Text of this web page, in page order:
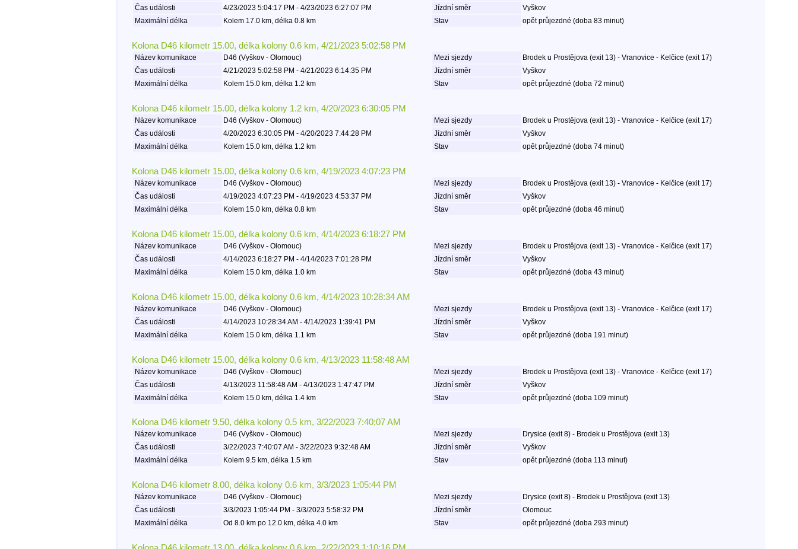
Čas události
4/23/2023 5:04:17 PM - 4/23/2023 6:27:07 PM Jízdní směr
Vyškov
Maximální délka
Kolem 17.0 km, délka 0.8 km Stav opět průjezdné (doba 83 minut)
Kolona D46 kilometr 15.00, délka kolony 0.6 km, 4/21/2023 5:02:58 PM
Název komunikace D46 (Vyškov - Olomouc) Mezi sjezdy
Brodek u Prostějova (exit 13) - Vranovice - Kelčice (exit 17)
Čas události
4/21/2023 5:02:58 PM - 4/21/2023 6:14:35 PM Jízdní směr
Vyškov
Maximální délka
Kolem 15.0 km, délka 1.2 km Stav opět průjezdné (doba 72 minut)
Kolona D46 kilometr 15.00, délka kolony 1.2 km, 4/20/2023 6:30:05 PM
Název komunikace D46 (Vyškov - Olomouc) Mezi sjezdy
Brodek u Prostějova (exit 13) - Vranovice - Kelčice (exit 17)
Čas události
4/20/2023 6:30:05 PM - 4/20/2023 7:44:28 PM Jízdní směr
Vyškov
Maximální délka
Kolem 15.0 km, délka 1.2 km Stav opět průjezdné (doba 74 minut)
Kolona D46 kilometr 15.00, délka kolony 0.6 km, 4/19/2023 4:07:23 PM
Název komunikace D46 (Vyškov - Olomouc) Mezi sjezdy
Brodek u Prostějova (exit 13) - Vranovice - Kelčice (exit 17)
Čas události
4/19/2023 4:07:23 PM - 4/19/2023 4:53:37 PM Jízdní směr
Vyškov
Maximální délka
Kolem 15.0 km, délka 0.8 km Stav opět průjezdné (doba 46 minut)
Kolona D46 kilometr 15.00, délka kolony 0.6 km, 4/14/2023 6:18:27 PM
Název komunikace D46 (Vyškov - Olomouc) Mezi sjezdy
Brodek u Prostějova (exit 13) - Vranovice - Kelčice (exit 17)
Čas události
4/14/2023 6:18:27 PM - 4/14/2023 7:01:28 PM Jízdní směr
Vyškov
Maximální délka
Kolem 15.0 km, délka 1.0 km Stav opět průjezdné (doba 43 minut)
Kolona D46 kilometr 15.00, délka kolony 0.6 km, 4/14/2023 10:28:34 AM
Název komunikace D46 (Vyškov - Olomouc) Mezi sjezdy
Brodek u Prostějova (exit 13) - Vranovice - Kelčice (exit 17)
Čas události
4/14/2023 10:28:34 AM - 4/14/2023 1:39:41 PM Jízdní směr
Vyškov
Maximální délka
Kolem 15.0 km, délka 1.1 km Stav opět průjezdné (doba 191 minut)
Kolona D46 kilometr 15.00, délka kolony 0.6 km, 4/13/2023 11:58:48 AM
Název komunikace D46 (Vyškov - Olomouc) Mezi sjezdy
Brodek u Prostějova (exit 13) - Vranovice - Kelčice (exit 17)
Čas události
4/13/2023 11:58:48 AM - 4/13/2023 1:47:47 PM Jízdní směr
Vyškov
Maximální délka
Kolem 15.0 km, délka 1.4 km Stav opět průjezdné (doba 109 minut)
Kolona D46 kilometr 9.50, délka kolony 0.5 km, 3/22/2023 7:40:07 AM
Název komunikace D46 (Vyškov - Olomouc) Mezi sjezdy
Drysice (exit 8) - Brodek u Prostějova (exit 13)
Čas události
3/22/2023 7:40:07 AM - 3/22/2023 9:32:48 AM Jízdní směr
Vyškov
Maximální délka
Kolem 9.5 km, délka 1.5 km Stav opět průjezdné (doba 113 minut)
Kolona D46 kilometr 8.00, délka kolony 0.6 km, 3/3/2023 1:05:44 PM
Název komunikace D46 (Vyškov - Olomouc) Mezi sjezdy
Drysice (exit 8) - Brodek u Prostějova (exit 13)
Čas události
3/3/2023 1:05:44 PM - 3/3/2023 5:58:32 PM Jízdní směr
Olomouc
Maximální délka
Od 8.0 km po 12.0 km, délka 4.0 km Stav opět průjezdné (doba 293 minut)